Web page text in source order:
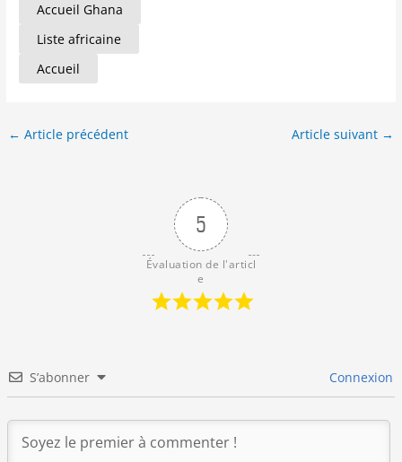
Accueil Ghana
Liste africaine
Accueil
← Article précédent Article suivant →
5
Évaluation de l'articl
e
S’abonner Connexion